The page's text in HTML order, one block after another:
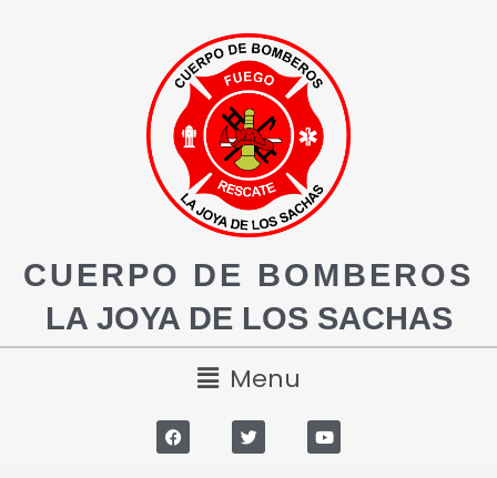
CUERPO DE BOMBEROS
LA JOYA DE LOS SACHAS
Menu